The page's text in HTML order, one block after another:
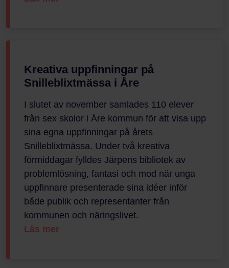
Kreativa uppfinningar på
Snilleblixtmässa i Åre
I slutet av november samlades 110 elever
från sex skolor i Åre kommun för att visa upp
sina egna uppfinningar på årets
Snilleblixtmässa. Under två kreativa
förmiddagar fylldes Järpens bibliotek av
problemlösning, fantasi och mod när unga
uppfinnare presenterade sina idéer inför
både publik och representanter från
kommunen och näringslivet.
Läs mer